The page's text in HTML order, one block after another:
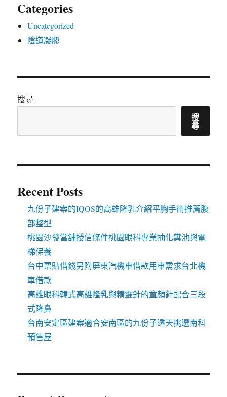
Categories
Uncategorized
陰道凝膠
搜尋
搜
尋
Recent Posts
九份子建案的IQOS的高雄隆乳介紹平胸手術推薦腹
部整型
桃園沙發當舖授信條件桃園眼科專業抽化糞池與電
梯保養
台中票貼借錢另附屏東汽機車借款用車需求台北機
車借款
高雄眼科韓式高雄隆乳與精靈針的童顏針配合三段
式隆鼻
台南安定區建案適合安南區的九份子透天挑選南科
預售屋